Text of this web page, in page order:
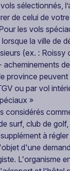
sélectionnés,
de celui de
les vols
lorsque la ville de
(ex. : Roissy
province peuvent
ou par vol
»
considérés
surf, club de
à
d'une
L'organisme